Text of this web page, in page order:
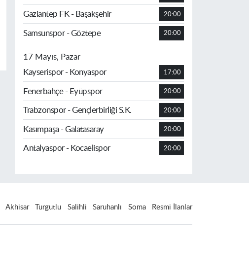
Gaziantep FK - Başakşehir 20:00
Samsunspor - Göztepe 20:00
17 Mayıs, Pazar
Kayserispor - Konyaspor
17:00
Fenerbahçe - Eyüpspor 20:00
Trabzonspor - Gençlerbirliği S.K. 20:00
Kasımpaşa - Galatasaray 20:00
Antalyaspor - Kocaelispor 20:00
Akhisar Turgutlu Salihli Saruhanlı Soma Resmi İlanlar